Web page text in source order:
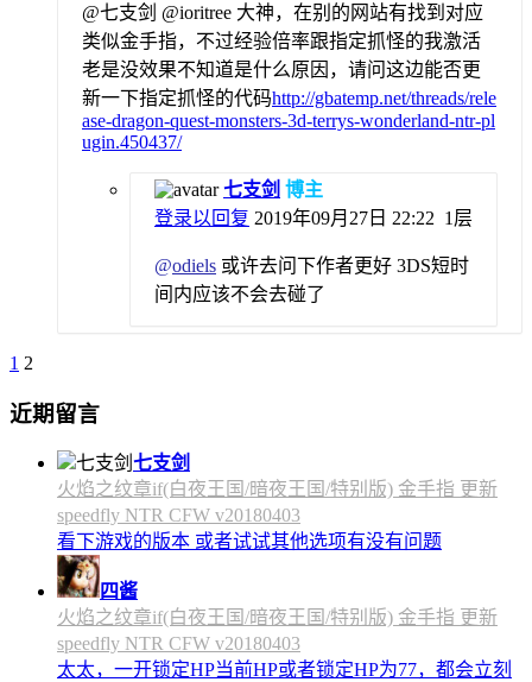
@七支剑 @ioritree 大神，在别的网站有找到对应
类似金手指，不过经验倍率跟指定抓怪的我激活
老是没效果不知道是什么原因，请问这边能否更
新一下指定抓怪的代码http://gbatemp.net/threads/rele
ase-dragon-quest-monsters-3d-terrys-wonderland-ntr-pl
ugin.450437/
七支剑 博主
登录以回复 2019年09月27日 22:22 1层
@odiels 或许去问下作者更好 3DS短时
间内应该不会去碰了
1 2
近期留言
七支剑
火焰之纹章if(白夜王国/暗夜王国/特别版) 金手指 更新
speedfly NTR CFW v20180403
看下游戏的版本 或者试试其他选项有没有问题
四酱
火焰之纹章if(白夜王国/暗夜王国/特别版) 金手指 更新
speedfly NTR CFW v20180403
太太，一开锁定HP当前HP或者锁定HP为77，都会立刻